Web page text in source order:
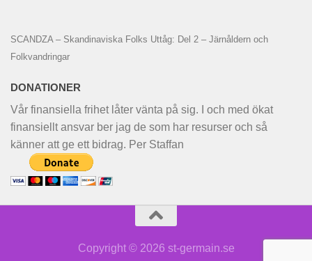
SCANDZA – Skandinaviska Folks Uttåg: Del 2 – Järnåldern och
Folkvandringar
DONATIONER
Vår finansiella frihet låter vänta på sig. I och med ökat
finansiellt ansvar ber jag de som har resurser och så
känner att ge ett bidrag. Per Staffan
Copyright © 2026 st-germain.se